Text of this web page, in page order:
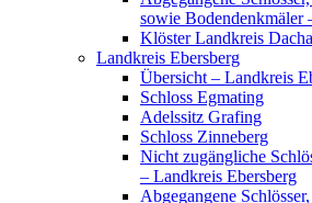
sowie Bodendenkmäler
Klöster Landkreis
Landkreis Ebersberg
Übersicht – Landkreis
Schloss Egmating
Adelssitz Grafing
Schloss Zinneberg
Nicht zugängliche
– Landkreis Ebersberg
Abgegangene